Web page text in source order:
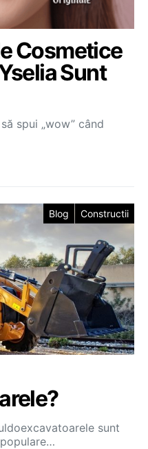
Cosmetice
Sunt
spui „wow” când
Blog Constructii
sunt